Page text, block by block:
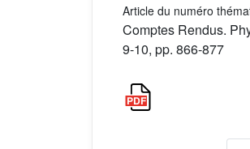
Article du numéro
Comptes Rendus.
9-10, pp. 866-877